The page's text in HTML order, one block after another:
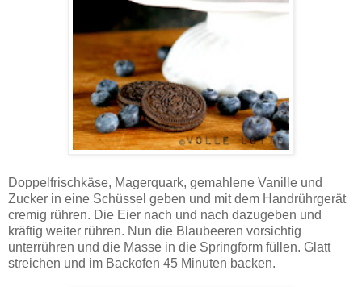
Doppelfrischkäse, Magerquark, gemahlene Vanille und
Zucker in eine Schüssel geben und mit dem Handrührgerät
cremig rühren. Die Eier nach und nach dazugeben und
kräftig weiter rühren. Nun die Blaubeeren vorsichtig
unterrühren und die Masse in die Springform füllen. Glatt
streichen und im Backofen 45 Minuten backen.